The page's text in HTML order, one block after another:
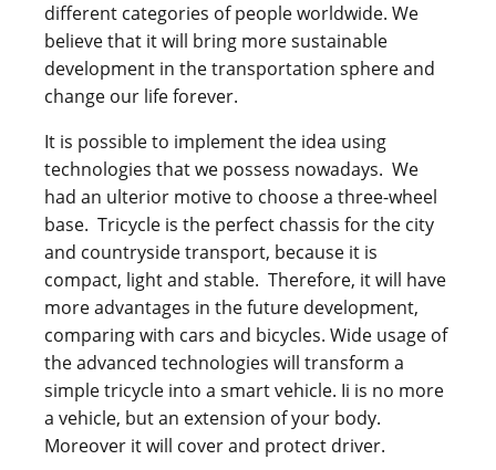
different categories of people worldwide. We
believe that it will bring more sustainable
development in the transportation sphere and
change our life forever.
It is possible to implement the idea using
technologies that we possess nowadays. We
had an ulterior motive to choose a three-wheel
base. Tricycle is the perfect chassis for the city
and countryside transport, because it is
compact, light and stable. Therefore, it will have
more advantages in the future development,
comparing with cars and bicycles. Wide usage of
the advanced technologies will transform a
simple tricycle into a smart vehicle. Ii is no more
a vehicle, but an extension of your body.
Moreover it will cover and protect driver.